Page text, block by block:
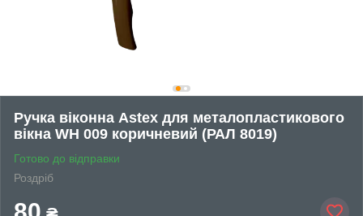
Ручка віконна Astex для металопластикового
вікна WH 009 коричневий (РАЛ 8019)
Готово до відправки
Роздріб